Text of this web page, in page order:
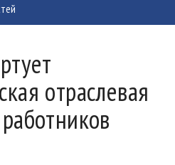
отраслевая